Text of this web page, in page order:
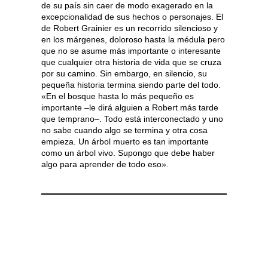
de su país sin caer de modo exagerado en la
excepcionalidad de sus hechos o personajes. El
de Robert Grainier es un recorrido silencioso y
en los márgenes, doloroso hasta la médula pero
que no se asume más importante o interesante
que cualquier otra historia de vida que se cruza
por su camino. Sin embargo, en silencio, su
pequeña historia termina siendo parte del todo.
«En el bosque hasta lo más pequeño es
importante –le dirá alguien a Robert más tarde
que temprano–. Todo está interconectado y uno
no sabe cuando algo se termina y otra cosa
empieza. Un árbol muerto es tan importante
como un árbol vivo. Supongo que debe haber
algo para aprender de todo eso».